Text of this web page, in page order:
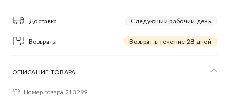
Доставка Следующий рабочий день
Возвраты Возврат в течение 28 дней
ОПИСАНИЕ ТОВАРА
Номер товара 213299